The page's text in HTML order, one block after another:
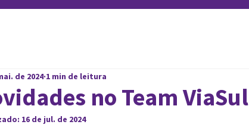
no Team ViaSul
de 2024 1 min de leitura
16 de jul. de 2024